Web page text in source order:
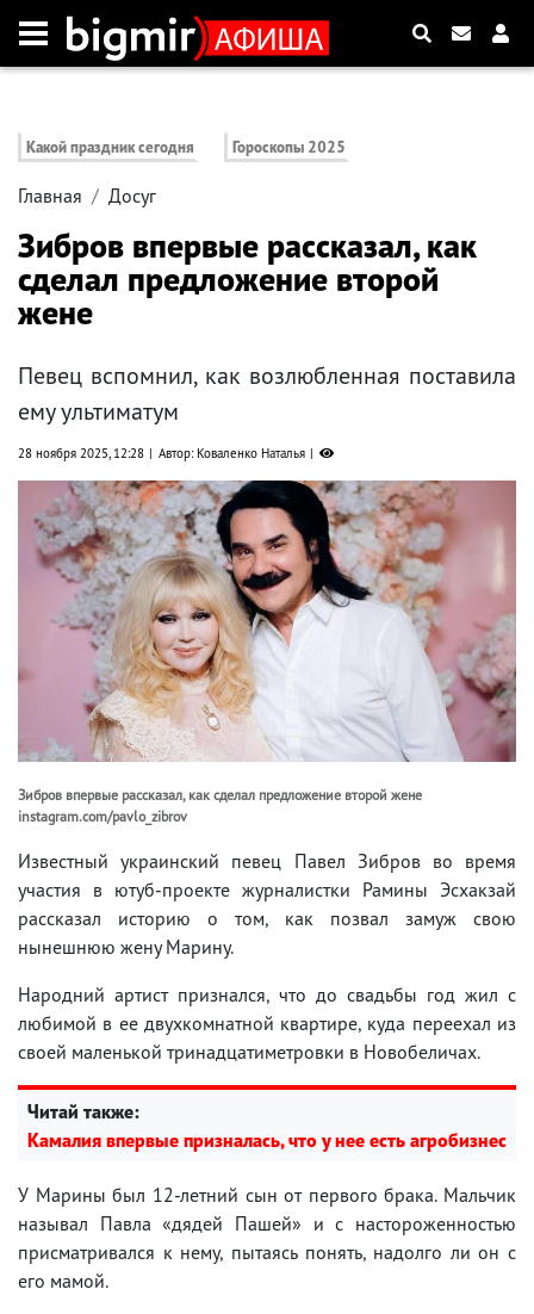
Какой праздник сегодня Гороскопы 2025
Главная Досуг
Зибров впервые рассказал, как
сделал предложение второй
жене
Певец вспомнил, как возлюбленная поставила
ему ультиматум
28 ноября 2025, 12:28 Автор: Коваленко Наталья
Зибров впервые рассказал, как сделал предложение второй жене
instagram.com/pavlo_zibrov
Известный украинский певец Павел Зибров во время
участия в ютуб-проекте журналистки Рамины Эсхакзай
рассказал историю о том, как позвал замуж свою
нынешнюю жену Марину.
Народний артист признался, что до свадьбы год жил с
любимой в ее двухкомнатной квартире, куда переехал из
своей маленькой тринадцатиметровки в Новобеличах.
Читай также:
Камалия впервые призналась, что у нее есть агробизнес
У Марины был 12-летний сын от первого брака. Мальчик
называл Павла «дядей Пашей» и с настороженностью
присматривался к нему, пытаясь понять, надолго ли он с
его мамой.